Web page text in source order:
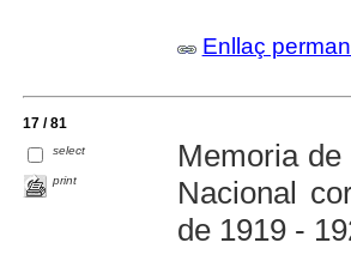
Enllaç
17 / 81
select
print
Memoria
Nacional
de 1919 -